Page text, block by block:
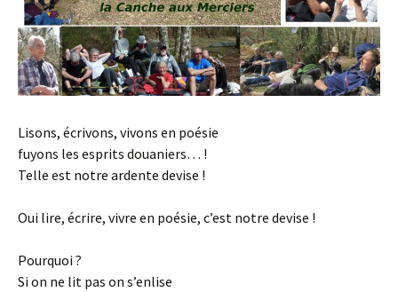
Lisons, écrivons, vivons en poésie
fuyons les esprits douaniers… !
Telle est notre ardente devise !
Oui lire, écrire, vivre en poésie, c’est notre devise !
Pourquoi ?
Si on ne lit pas on s’enlise